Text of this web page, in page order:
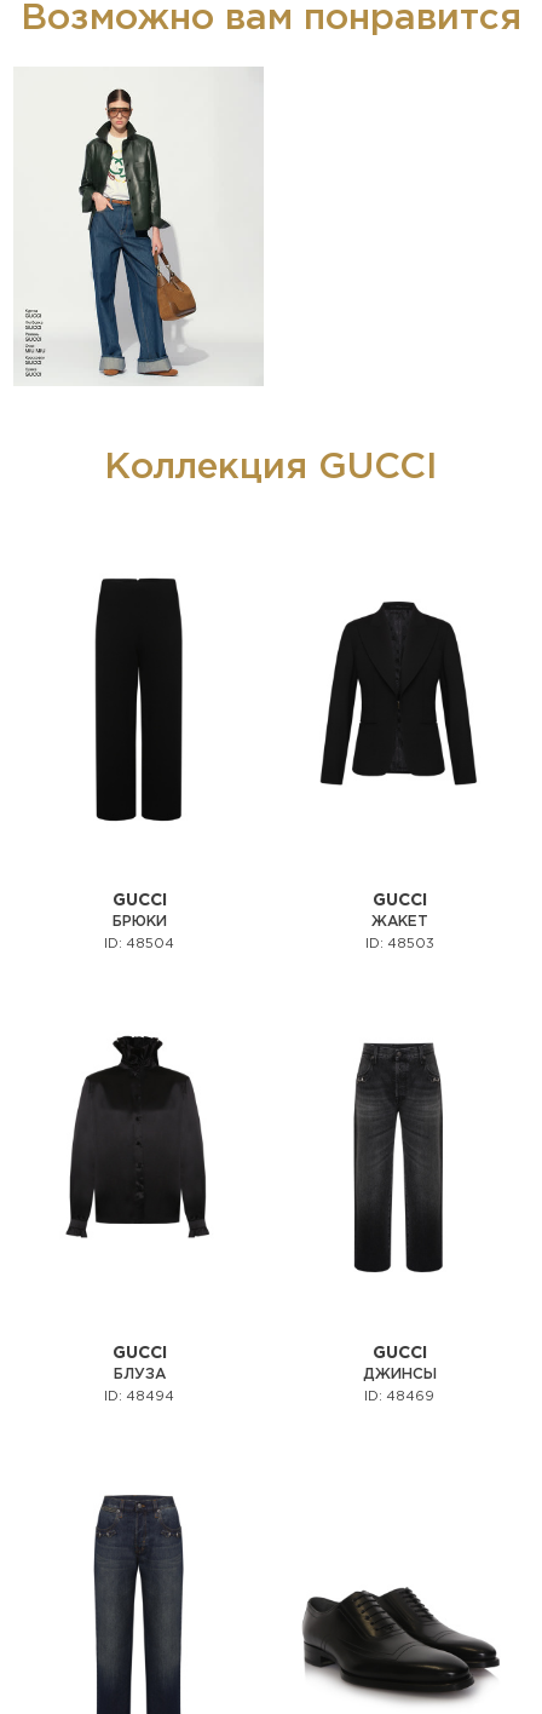
Возможно вам понравится
Коллекция GUCCI
GUCCI
БРЮКИ
ID: 48504
GUCCI
ЖАКЕТ
ID: 48503
GUCCI
БЛУЗА
ID: 48494
GUCCI
ДЖИНСЫ
ID: 48469